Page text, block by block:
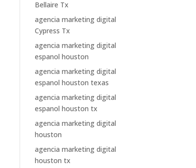
Bellaire Tx
agencia marketing digital
Cypress Tx
agencia marketing digital
espanol houston
agencia marketing digital
espanol houston texas
agencia marketing digital
espanol houston tx
agencia marketing digital
houston
agencia marketing digital
houston tx